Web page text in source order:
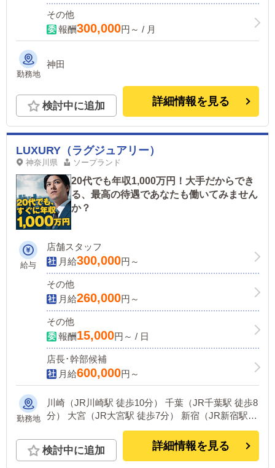
その他
報酬300,000円～ / 月
勤務地
神田
検討中に追加 詳細情報を見る
LUXURY（ラグジュアリー）
神奈川県 ソープランド
20代でも年収1,000万円！大手だからでき
る、最高の待遇であなたも働いてみません
か？
給与
店舗スタッフ
月給300,000円～
その他
月給260,000円～
その他
報酬15,000円～ / 日
店長･幹部候補
月給600,000円～
勤務地
川崎（JR川崎駅 徒歩10分） 千葉（JR千葉駅 徒歩8
分） 大宮（JR大宮駅 徒歩7分） 新宿（JR新宿駅
徒歩7分） 麻布十番（麻布十番駅 徒歩1分） ※新宿
は女性面接官のみ
検討中に追加 詳細情報を見る